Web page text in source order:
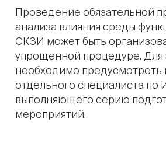
Проведение обязательной
анализа влияния среды
СКЗИ может быть
упрощенной процедуре. Для
необходимо предусмотреть
отдельного специалиста по
выполняющего серию
мероприятий.